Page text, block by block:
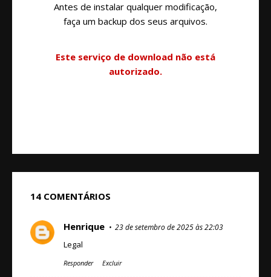
Antes de instalar qualquer modificação,
faça um backup dos seus arquivos.
Este serviço de download não está
autorizado.
14 COMENTÁRIOS
Henrique 23 de setembro de 2025 às 22:03
Legal
Responder Excluir